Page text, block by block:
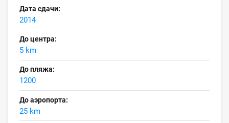
Дата сдачи:
2014
До центра:
5 km
До пляжа:
1200
До аэропорта:
25 km